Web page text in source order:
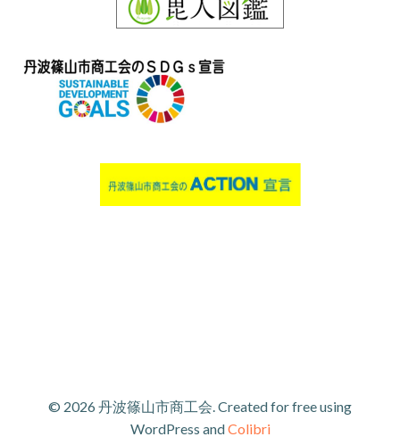
© 2026 丹波篠山市商工会. Created for free using
WordPress andColibri